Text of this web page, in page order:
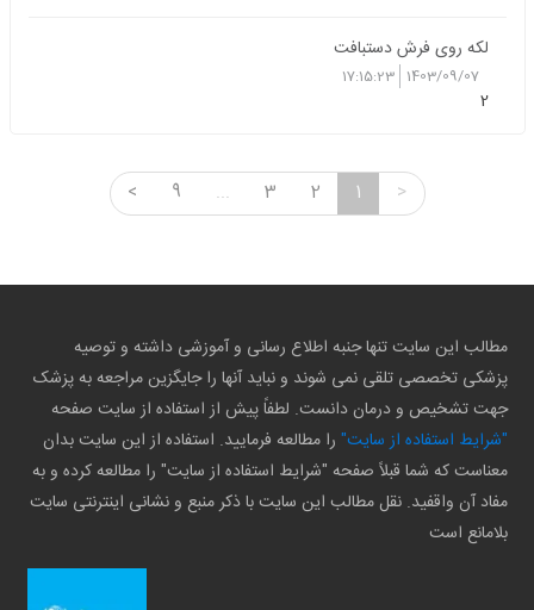
لکه روی فرش دستبافت
1403/09/07
17:15:23
2
>
1
2
3
...
9
<
مطالب این سایت تنها جنبه اطلاع رسانی و آموزشی داشته و توصیه
پزشکی تخصصی تلقی نمی شوند و نباید آنها را جایگزین مراجعه به پزشک
جهت تشخیص و درمان دانست. لطفاً پیش از استفاده از سایت صفحه
"شرایط استفاده از سایت" را مطالعه فرمایید. استفاده از این سایت بدان
معناست که شما قبلاً صفحه "شرایط استفاده از سایت" را مطالعه کرده و به
مفاد آن واقفید. نقل مطالب این سایت با ذکر منبع و نشانی اینترنتی سایت
بلامانع است